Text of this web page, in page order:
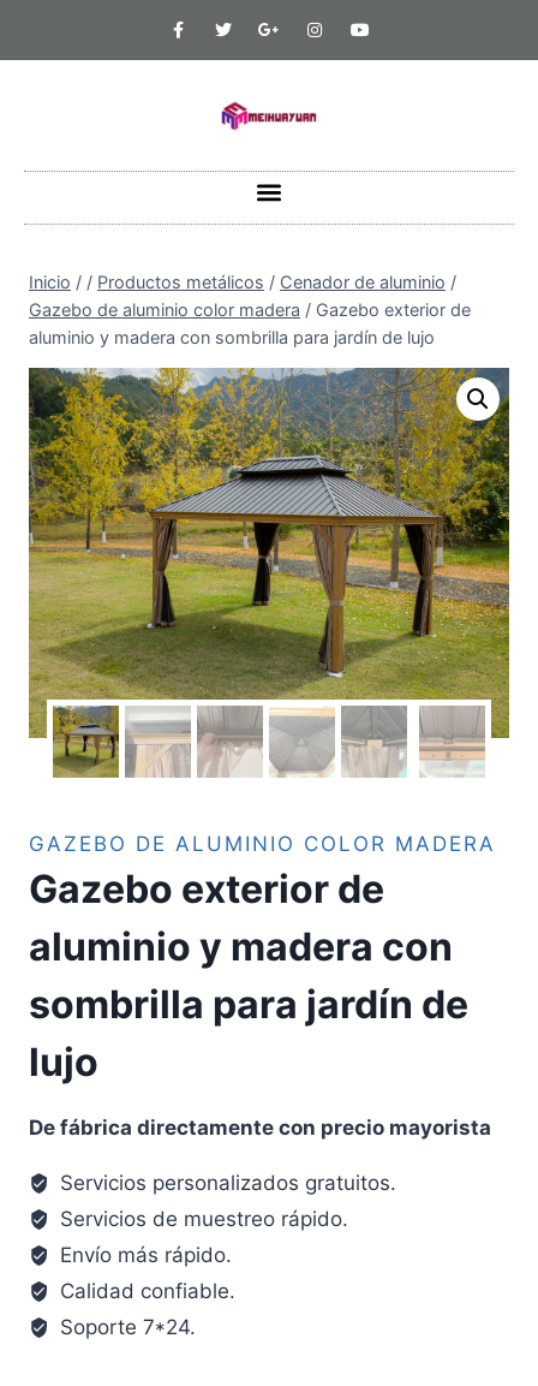
Inicio / / Productos metálicos / Cenador de aluminio /
Gazebo de aluminio color madera / Gazebo exterior de
aluminio y madera con sombrilla para jardín de lujo
GAZEBO DE ALUMINIO COLOR MADERA
Gazebo exterior de
aluminio y madera con
sombrilla para jardín de
lujo
De fábrica directamente con precio mayorista
Servicios personalizados gratuitos.
Servicios de muestreo rápido.
Envío más rápido.
Calidad confiable.
Soporte 7*24.